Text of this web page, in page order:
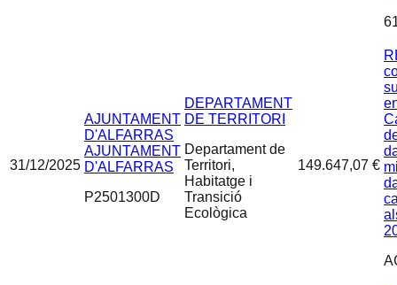
31/12/2025
AJUNTAMENT
D'ALFARRAS
AJUNTAMENT
D'ALFARRAS
P2501300D
DEPARTAMENT
DE TERRITORI
Departament de
Territori,
Habitatge i
Transició
Ecològica
149.647,07 €